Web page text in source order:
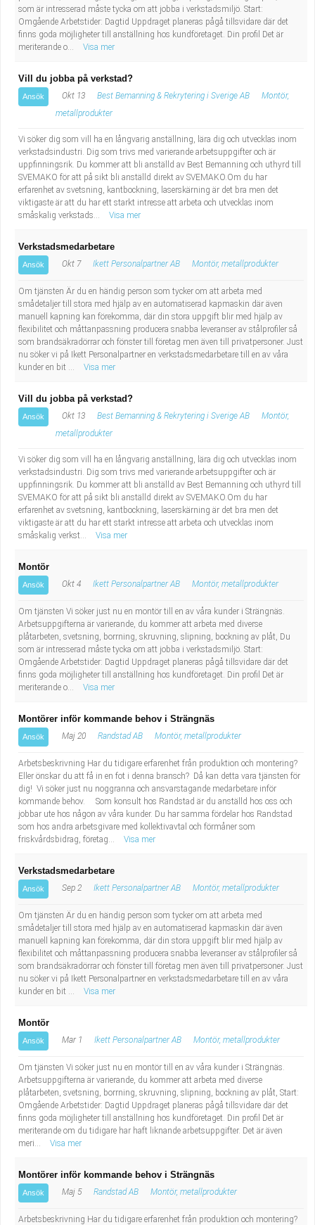
som är intresserad måste tycka om att jobba i verkstadsmiljö. Start:
Omgående Arbetstider: Dagtid Uppdraget planeras pågå tillsvidare där det
finns goda möjligheter till anställning hos kundföretaget. Din profil Det är
meriterande o...
Visa mer
Vill du jobba på verkstad?
Ansök Okt 13 Best Bemanning & Rekrytering i Sverige AB
Montör,
metallprodukter
Vi söker dig som vill ha en långvarig anställning, lära dig och utvecklas inom
verkstadsindustri. Dig som trivs med varierande arbetsuppgifter och är
uppfinningsrik. Du kommer att bli anställd av Best Bemanning och uthyrd till
SVEMAKO för att på sikt bli anställd direkt av SVEMAKO.Om du har
erfarenhet av svetsning, kantbockning, laserskärning är det bra men det
viktigaste är att du har ett starkt intresse att arbeta och utvecklas inom
småskalig verkstads...
Visa mer
Verkstadsmedarbetare
Ansök Okt 7 Ikett Personalpartner AB Montör, metallprodukter
Om tjänsten Är du en händig person som tycker om att arbeta med
smådetaljer till stora med hjälp av en automatiserad kapmaskin där även
manuell kapning kan förekomma, där din stora uppgift blir med hjälp av
flexibilitet och måttanpassning producera snabba leveranser av stålprofiler så
som brandsäkradörrar och fönster till företag men även till privatpersoner. Just
nu söker vi på Ikett Personalpartner en verkstadsmedarbetare till en av våra
kunder en bit ...
Visa mer
Vill du jobba på verkstad?
Ansök Okt 13 Best Bemanning & Rekrytering i Sverige AB
Montör,
metallprodukter
Vi söker dig som vill ha en långvarig anställning, lära dig och utvecklas inom
verkstadsindustri. Dig som trivs med varierande arbetsuppgifter och är
uppfinningsrik. Du kommer att bli anställd av Best Bemanning och uthyrd till
SVEMAKO för att på sikt bli anställd direkt av SVEMAKO.Om du har
erfarenhet av svetsning, kantbockning, laserskärning är det bra men det
viktigaste är att du har ett starkt intresse att arbeta och utvecklas inom
småskalig verkst...
Visa mer
Montör
Ansök Okt 4 Ikett Personalpartner AB Montör, metallprodukter
Om tjänsten Vi söker just nu en montör till en av våra kunder i Strängnäs.
Arbetsuppgifterna är varierande, du kommer att arbeta med diverse
plåtarbeten, svetsning, borrning, skruvning, slipning, bockning av plåt, Du
som är intresserad måste tycka om att jobba i verkstadsmiljö. Start:
Omgående Arbetstider: Dagtid Uppdraget planeras pågå tillsvidare där det
finns goda möjligheter till anställning hos kundföretaget. Din profil Det är
meriterande o...
Visa mer
Montörer inför kommande behov i Strängnäs
Ansök Maj 20 Randstad AB Montör, metallprodukter
Arbetsbeskrivning Har du tidigare erfarenhet från produktion och montering?
Eller önskar du att få in en fot i denna bransch? Då kan detta vara tjänsten för
dig! Vi söker just nu noggranna och ansvarstagande medarbetare inför
kommande behov. Som konsult hos Randstad är du anställd hos oss och
jobbar ute hos någon av våra kunder. Du har samma fördelar hos Randstad
som hos andra arbetsgivare med kollektivavtal och förmåner som
friskvårdsbidrag, företag...
Visa mer
Verkstadsmedarbetare
Ansök Sep 2 Ikett Personalpartner AB Montör, metallprodukter
Om tjänsten Är du en händig person som tycker om att arbeta med
smådetaljer till stora med hjälp av en automatiserad kapmaskin där även
manuell kapning kan förekomma, där din stora uppgift blir med hjälp av
flexibilitet och måttanpassning producera snabba leveranser av stålprofiler så
som brandsäkradörrar och fönster till företag men även till privatpersoner. Just
nu söker vi på Ikett Personalpartner en verkstadsmedarbetare till en av våra
kunder en bit ...
Visa mer
Montör
Ansök Mar 1 Ikett Personalpartner AB Montör, metallprodukter
Om tjänsten Vi söker just nu en montör till en av våra kunder i Strängnäs.
Arbetsuppgifterna är varierande, du kommer att arbeta med diverse
plåtarbeten, svetsning, borrning, skruvning, slipning, bockning av plåt, Start:
Omgående Arbetstider: Dagtid Uppdraget planeras pågå tillsvidare där det
finns goda möjligheter till anställning hos kundföretaget. Din profil Det är
meriterande om du tidigare har haft liknande arbetsuppgifter. Det är även
meri...
Visa mer
Montörer inför kommande behov i Strängnäs
Ansök Maj 5 Randstad AB Montör, metallprodukter
Arbetsbeskrivning Har du tidigare erfarenhet från produktion och montering?